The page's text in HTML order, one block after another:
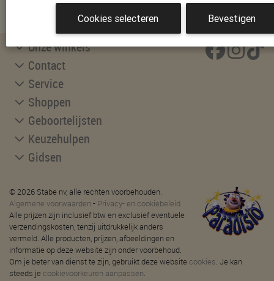
Onze winkels
Contact
Service
Shoppen
Geboortelijsten
Keuzehulpen
Gidsen
© 2026 Stabe nv, alle rechten voorbehouden.
Algemene voorwaarden - Privacy- en cookiebeleid
Alle prijzen zijn inclusief btw en exclusief eventuele
verzendingskosten, tenzij uitdrukkelijk anders
vermeld. Alle producten, prijzen, afbeeldingen en
informatie op deze website zijn onder voorbehoud.
Om je beter van dienst te zijn, gebruikt deze website cookies. Je kan
steeds je cookievoorkeuren aanpassen.
Cookies selecteren Bevestigen